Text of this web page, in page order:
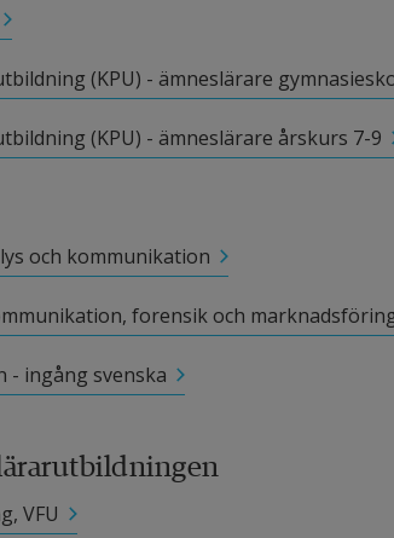
(KPU) - ämneslärare
(KPU) - ämneslärare årskurs 7-9
och kommunikation
forensik och
- ingång svenska
VFU